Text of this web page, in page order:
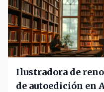
Ilustradora de
de autoedición en